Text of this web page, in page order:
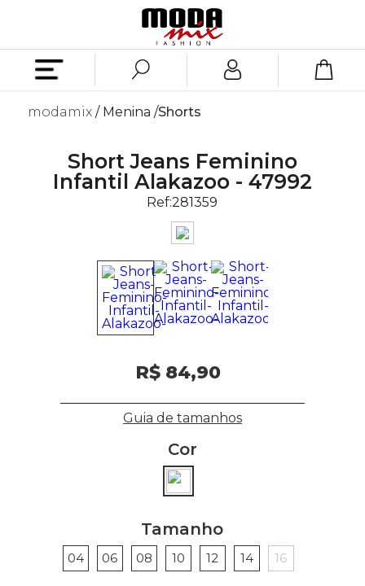
modamix Menina Shorts
Short Jeans Feminino
Infantil Alakazoo - 47992
Ref:281359
R$ 84,90
Guia de tamanhos
Cor
Tamanho
04 06 08 10 12 14 16